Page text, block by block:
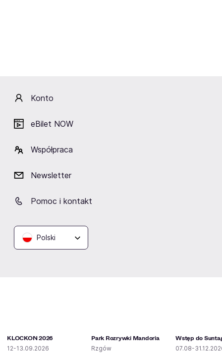
Konto
eBilet NOW
Współpraca
Newsletter
Pomoc i kontakt
Polski
Gdańsk
Podobne wydarzenia
KLOCKON 2026
12-13.09.2026
Park Rozrywki Mandoria
Rzgów
Wstęp do
07.08-